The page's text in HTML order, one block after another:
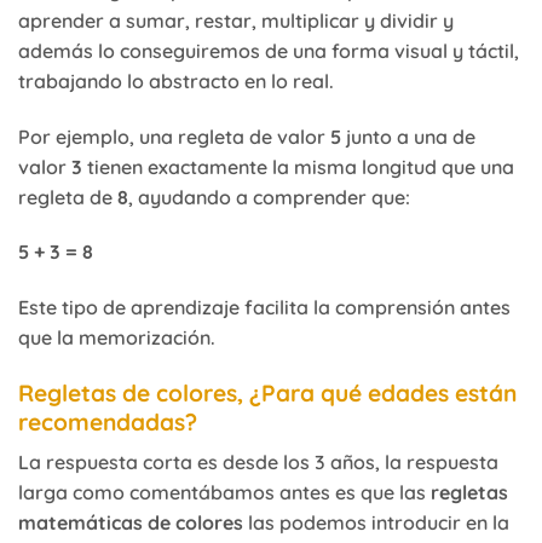
aprender a sumar, restar, multiplicar y dividir y
además lo conseguiremos de una forma visual y táctil,
trabajando lo abstracto en lo real.
Por ejemplo, una regleta de valor 5 junto a una de
valor 3 tienen exactamente la misma longitud que una
regleta de 8, ayudando a comprender que:
5 + 3 = 8
Este tipo de aprendizaje facilita la comprensión antes
que la memorización.
Regletas de colores, ¿Para qué edades están
recomendadas?
La respuesta corta es desde los 3 años, la respuesta
larga como comentábamos antes es que las regletas
matemáticas de colores las podemos introducir en la